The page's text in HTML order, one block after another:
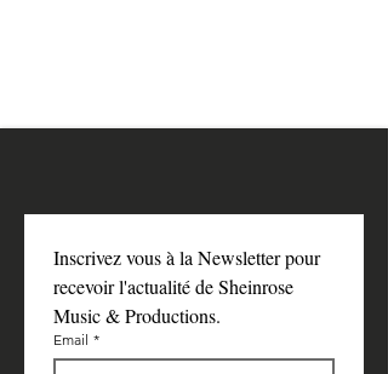
Inscrivez vous à la Newsletter pour
recevoir l'actualité de Sheinrose
Music & Productions.
Email *